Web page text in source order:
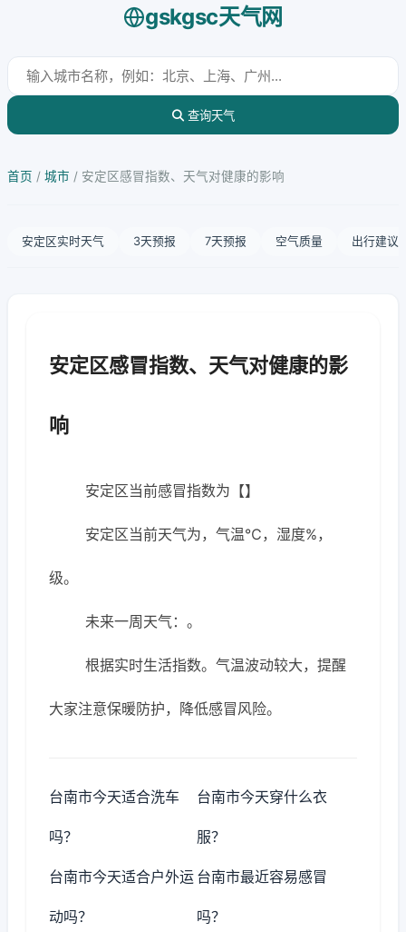
gskgsc天气网
查询天气
首页 / 城市 / 安定区感冒指数、天气对健康的影响
安定区实时天气 3天预报 7天预报 空气质量 出行建议
安定区感冒指数、天气对健康的影
响
安定区当前感冒指数为【】
安定区当前天气为，气温℃，湿度%，
级。
未来一周天气：。
根据实时生活指数。气温波动较大，提醒
大家注意保暖防护，降低感冒风险。
台南市今天适合洗车
吗？
台南市今天穿什么衣
服？
台南市今天适合户外运
动吗？
台南市最近容易感冒
吗？